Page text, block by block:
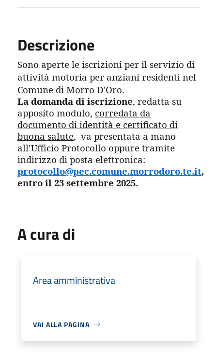
Descrizione
Sono aperte le iscrizioni per il servizio di
attività motoria per anziani residenti nel
Comune di Morro D'Oro.
La domanda di iscrizione, redatta su
apposito modulo, corredata da
documento di identità e certificato di
buona salute, va presentata a mano
all’Ufficio Protocollo oppure tramite
indirizzo di posta elettronica:
protocollo@pec.comune.morrodoro.te.it,
entro il 23 settembre 2025.
A cura di
Area amministrativa
VAI ALLA PAGINA